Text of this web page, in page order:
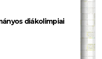
diákolimpiai